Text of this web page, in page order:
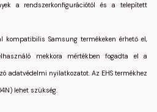
a rendszerkonfigurációtól és a telepített
kompatibilis Samsung termékeken érhető el,
mekkora mértékben fogadta el a
adatvédelmi nyilatkozatot. Az EHS termékhez
lehet szükség.